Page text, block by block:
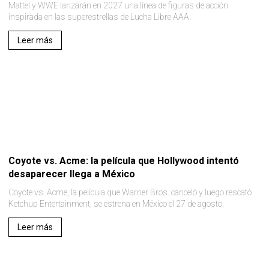
Mattel y WWE lanzarán en 2027 una línea de figuras de acción
inspirada en las superestrellas de Lucha Libre AAA.
Leer más
Coyote vs. Acme: la película que Hollywood intentó
desaparecer llega a México
Coyote vs. Acme, la película que Warner Bros. canceló y luego rescató
Ketchup Entertainment, se estrena en México el 27 de agosto.
Leer más